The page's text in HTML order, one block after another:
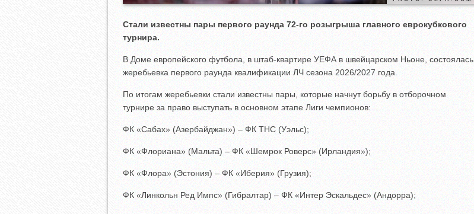
Стали известны пары первого раунда 72-го розыгрыша главного еврокубкового
турнира.
В Доме европейского футбола, в штаб-квартире УЕФА в швейцарском Ньоне, состоялась
жеребьевка первого раунда квалификации ЛЧ сезона 2026/2027 года.
По итогам жеребьевки стали известны пары, которые начнут борьбу в отборочном
турнире за право выступать в основном этапе Лиги чемпионов:
ФК «Сабах» (Азербайджан») – ФК ТНС (Уэльс);
ФК «Флориана» (Мальта) – ФК «Шемрок Роверс» (Ирландия»);
ФК «Флора» (Эстония) – ФК «Иберия» (Грузия);
ФК «Линкольн Ред Импс» (Гибралтар) – ФК «Интер Эскальдес» (Андорра);